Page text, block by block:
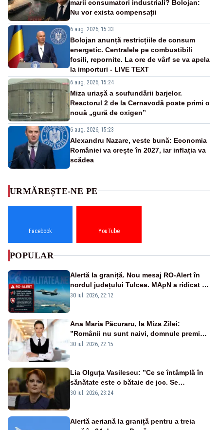
marii consumatori industriali? Bolojan:
Nu vor exista compensații
6 aug. 2026, 15:33
Bolojan anunță restricțiile de consum
energetic. Centralele pe combustibili
fosili, repornite. La ore de vârf se va apela
la importuri - LIVE TEXT
6 aug. 2026, 15:24
Miza uriașă a scufundării barjelor.
Reactorul 2 de la Cernavodă poate primi o
nouă „gură de oxigen”
6 aug. 2026, 15:23
Alexandru Nazare, veste bună: Economia
României va crește în 2027, iar inflația va
scădea
URMĂREȘTE-NE PE
Facebook YouTube
POPULAR
Alertă la graniță. Nou mesaj RO-Alert în
nordul județului Tulcea. MApN a ridicat de
la sol două avioane F-16
30 iul. 2026, 22:12
Ana Maria Păcuraru, la Miza Zilei:
”Românii nu sunt naivi, domnule premier
Bolojan”
30 iul. 2026, 22:15
Lia Olguța Vasilescu: ”Ce se întâmplă în
sănătate este o bătaie de joc. Se
guvernează extraordinar de prost”
30 iul. 2026, 23:24
Alertă aeriană la graniță pentru a treia